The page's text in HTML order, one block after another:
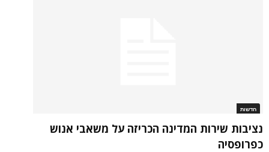
חדשות
נציבות שירות המדינה הכריזה על משאבי אנוש
כפרופסיה